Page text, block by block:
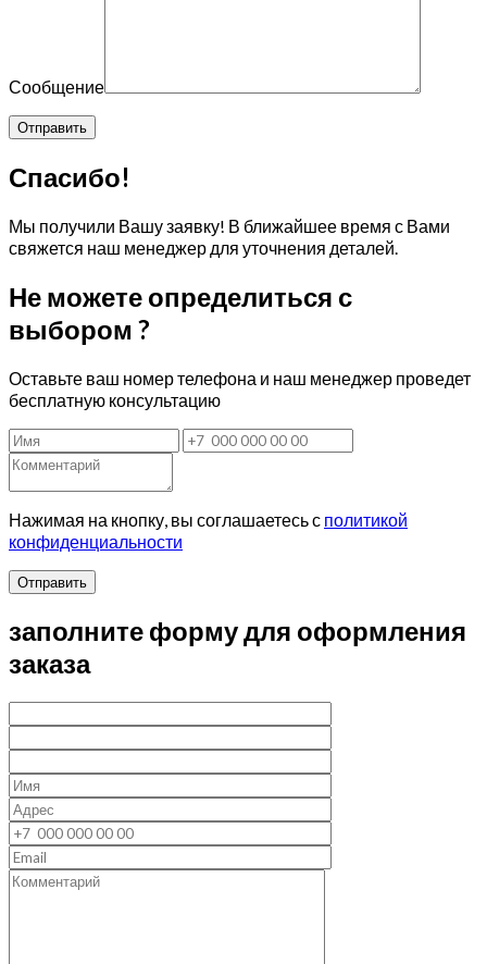
Сообщение
Спасибо!
Мы получили Вашу заявку! В ближайшее время с Вами
свяжется наш менеджер для уточнения деталей.
Не можете определиться с
выбором ?
Оставьте ваш номер телефона и наш менеджер проведет
бесплатную консультацию
Нажимая на кнопку, вы соглашаетесь с политикой
конфиденциальности
Отправить
заполните форму для оформления
заказа